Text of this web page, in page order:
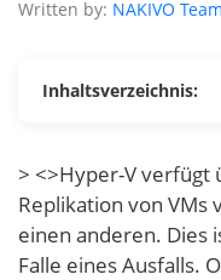
Written by: NAKIVO Team
Inhaltsverzeichnis:
> <>Hyper-V verfügt
Replikation von VMs
einen anderen. Dies
Falle eines Ausfalls.